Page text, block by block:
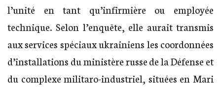
l’unité en tant qu’infirmière ou employée
technique. Selon l’enquête, elle aurait transmis
aux services spéciaux ukrainiens les coordonnées
d’installations du ministère russe de la Défense et
du complexe militaro-industriel, situées en Mari